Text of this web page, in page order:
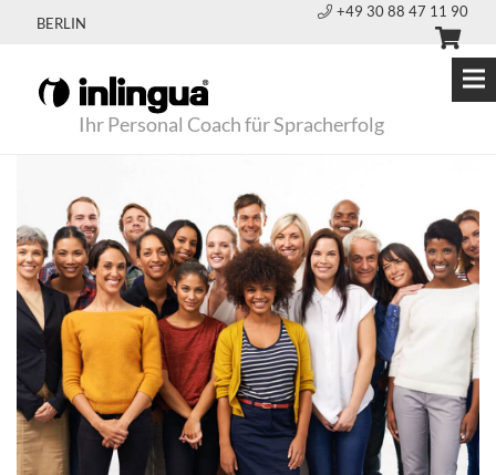
BERLIN
+49 30 88 47 11 90
Ihr Personal Coach für Spracherfolg